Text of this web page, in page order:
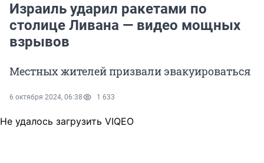
Израиль ударил ракетами по
столице Ливана — видео мощных
взрывов
Местных жителей призвали эвакуироваться
6 октября 2024, 06:38 1 633
Не удалось загрузить VIQEO